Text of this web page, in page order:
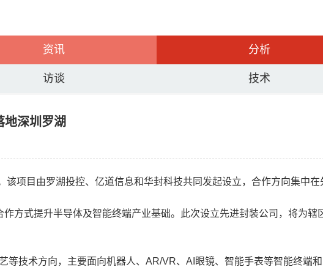
资讯 分析
访谈 技术
地深圳罗湖
项目由罗湖投控、亿道信息和华封科技共同发起设立，合作方向集中在
方式提升半导体及智能终端产业基础。此次设立先进封装公司，将为
等技术方向，主要面向机器人、AR/VR、AI眼镜、智能手表等智能终端